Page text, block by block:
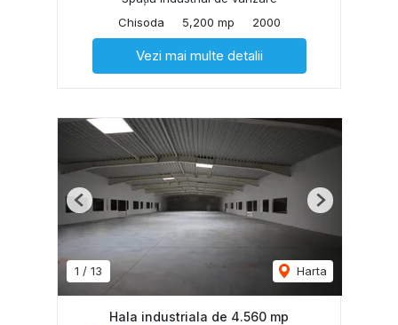
Chisoda
5,200 mp 2000
Vezi mai multe detalii
1 / 13 Harta
Previous Next
Hala industriala de 4.560 mp